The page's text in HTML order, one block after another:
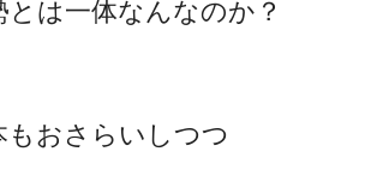
とは一体なんなのか？
もおさらいしつつ